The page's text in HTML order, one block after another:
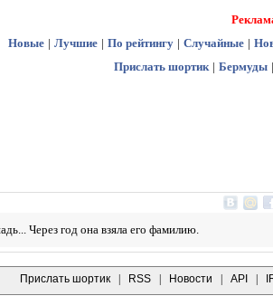
Новые | Лучшие | По рейтингу | Случайные |
Прислать шортик | Бермуды |
Через год она взяла его фамилию.
Прислать шортик RSS Новости API